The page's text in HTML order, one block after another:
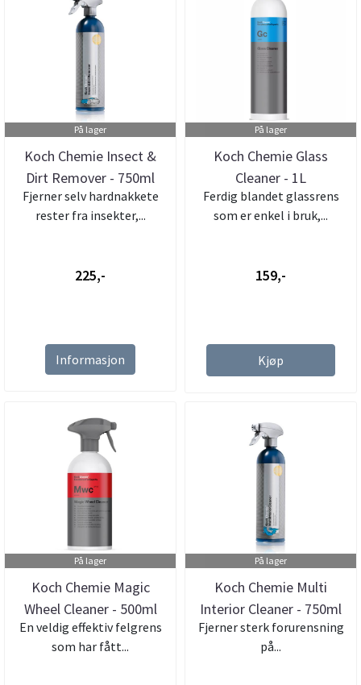
På lager
Koch Chemie Insect &
Dirt Remover - 750ml
Fjerner selv hardnakkete
rester fra insekter,...
225,-
Informasjon
På lager
Koch Chemie Glass
Cleaner - 1L
Ferdig blandet glassrens
som er enkel i bruk,...
159,-
Kjøp
På lager
Koch Chemie Magic
Wheel Cleaner - 500ml
En veldig effektiv felgrens
som har fått...
På lager
Koch Chemie Multi
Interior Cleaner - 750ml
Fjerner sterk forurensning
på...